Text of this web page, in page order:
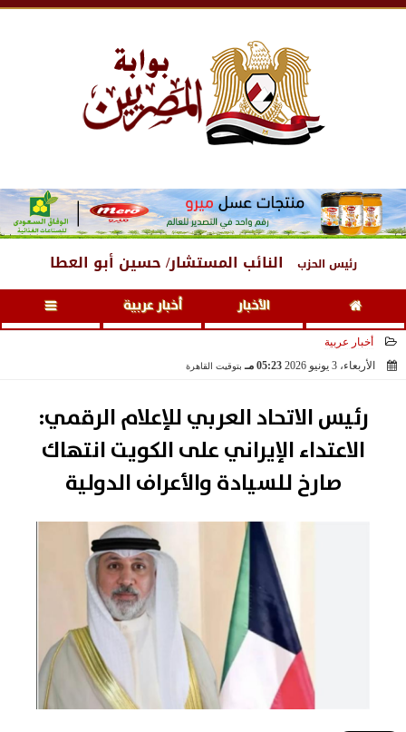
رئيس الحزب النائب المستشار/ حسين أبو العطا
الأخبار أخبار عربية
أخبار عربية
الأربعاء، 3 يونيو 2026
05:23 مـ بتوقيت القاهرة
رئيس الاتحاد العربي للإعلام الرقمي:
الاعتداء الإيراني على الكويت انتهاك
صارخ للسيادة والأعراف الدولية